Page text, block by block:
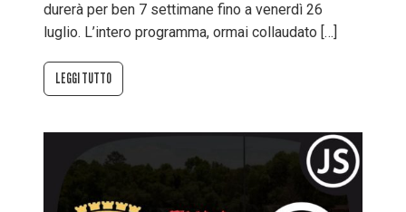
durerà per ben 7 settimane fino a venerdì 26
luglio. L’intero programma, ormai collaudato […]
LEGGI TUTTO